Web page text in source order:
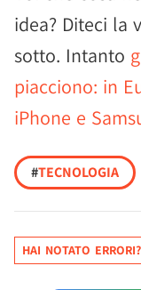
idea? Diteci la
sotto. Intanto
piacciono: in
iPhone e
#TECNOLOGIA
HAI NOTATO ERRORI?